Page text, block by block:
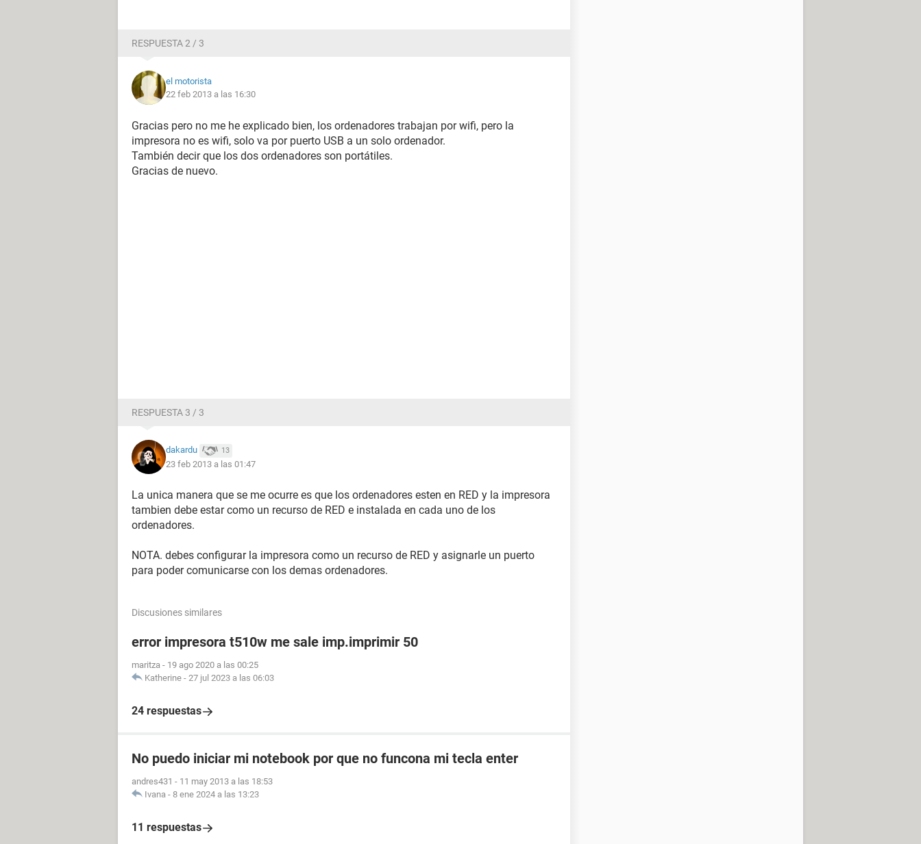
RESPUESTA 2 / 3
el motorista
22 feb 2013 a las 16:30
Gracias pero no me he explicado bien, los ordenadores trabajan por wifi, pero la
impresora no es wifi, solo va por puerto USB a un solo ordenador.
También decir que los dos ordenadores son portátiles.
Gracias de nuevo.
RESPUESTA 3 / 3
dakardu 13
23 feb 2013 a las 01:47
La unica manera que se me ocurre es que los ordenadores esten en RED y la impresora
tambien debe estar como un recurso de RED e instalada en cada uno de los
ordenadores.
NOTA. debes configurar la impresora como un recurso de RED y asignarle un puerto
para poder comunicarse con los demas ordenadores.
Discusiones similares
error impresora t510w me sale imp.imprimir 50
maritza - 19 ago 2020 a las 00:25
Katherine - 27 jul 2023 a las 06:03
24 respuestas
No puedo iniciar mi notebook por que no funcona mi tecla enter
andres431 - 11 may 2013 a las 18:53
Ivana - 8 ene 2024 a las 13:23
11 respuestas